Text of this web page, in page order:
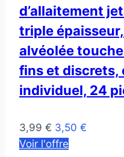
d’allaitement
triple
alvéolée
fins et discrets,
individuel, 24
3,99 € 3,50 €
Voir l'offre